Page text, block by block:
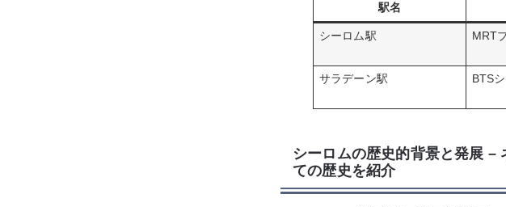
駅名
シーロム駅 MRT
サラデーン駅 BTS
シーロムの歴史的背景と発展 –
ての歴史を紹介